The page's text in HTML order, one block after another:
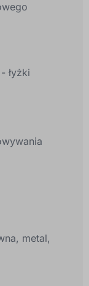
łyżki
metal,